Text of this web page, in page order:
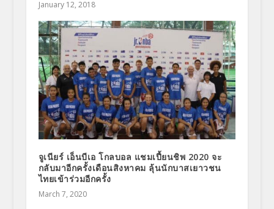
January 12, 2018
จูเนียร์ เอ็นบีเอ โกลบอล แชมเปี้ยนชิพ 2020 จะ
กลับมาอีกครั้งเดือนสิงหาคม ลุ้นนักบาสเยาวชน
ไทยเข้าร่วมอีกครั้ง
March 7, 2020